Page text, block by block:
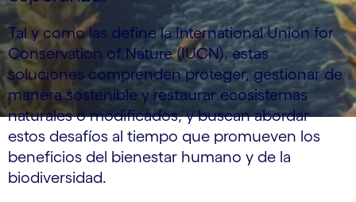
Tal y como las define la International Union for
Conservation of Nature (IUCN), estas
soluciones comprenden proteger, gestionar de
manera sostenible y restaurar ecosistemas
naturales o modificados, y buscan abordar
estos desafíos al tiempo que promueven los
beneficios del bienestar humano y de la
biodiversidad.